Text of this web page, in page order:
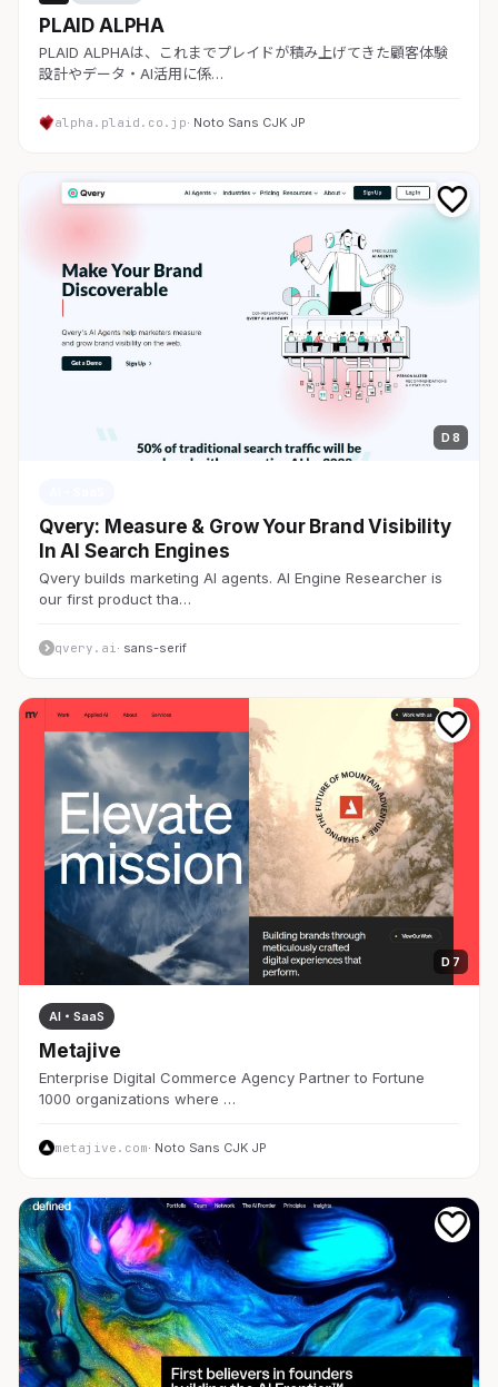
PLAID ALPHA
PLAID ALPHAは、これまでプレイドが積み上げてきた顧客体験
設計やデータ・AI活用に係…
alpha.plaid.co.jp· Noto Sans CJK JP
D 8
Qvery: Measure & Grow Your Brand Visibility
In AI Search Engines
Qvery builds marketing AI agents. AI Engine Researcher is
our first product tha…
qvery.ai · sans-serif
D 7
AI・SaaS
Metajive
Enterprise Digital Commerce Agency Partner to Fortune
1000 organizations where …
metajive.com· Noto Sans CJK JP